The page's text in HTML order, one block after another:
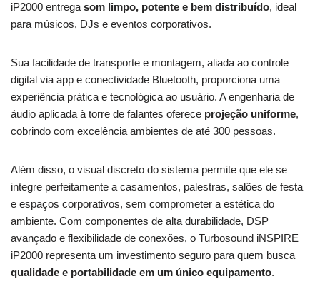
iP2000 entrega som limpo, potente e bem distribuído, ideal
para músicos, DJs e eventos corporativos.
Sua facilidade de transporte e montagem, aliada ao controle
digital via app e conectividade Bluetooth, proporciona uma
experiência prática e tecnológica ao usuário. A engenharia de
áudio aplicada à torre de falantes oferece projeção uniforme,
cobrindo com excelência ambientes de até 300 pessoas.
Além disso, o visual discreto do sistema permite que ele se
integre perfeitamente a casamentos, palestras, salões de festa
e espaços corporativos, sem comprometer a estética do
ambiente. Com componentes de alta durabilidade, DSP
avançado e flexibilidade de conexões, o Turbosound iNSPIRE
iP2000 representa um investimento seguro para quem busca
qualidade e portabilidade em um único equipamento.